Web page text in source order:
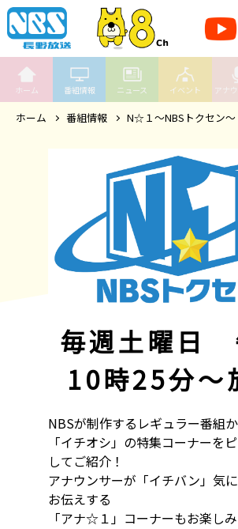
ホーム 番組情報 ニュース イベント アナ
ホーム 番組情報 N☆１～NBSトクセン～
毎週土曜日
10時25分～
NBSが制作するレギュラー番組か
「イチオシ」の特集コーナーを
してご紹介！
アナウンサーが「イチバン」気
お伝えする
「アナ☆１」コーナーもお楽しみ